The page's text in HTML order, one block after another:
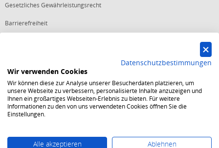
Gesetzliches Gewährleistungsrecht
Barrierefreiheit
Starker Service
Shops mit dem Excellent Shop Award stehen seit mehr als 5,
10, 15 oder 20 Jahren für ein sicheres und angenehmes
Einkaufserlebnis.
Echte Verlässlichkeit
Jede Bestellung ist durch den Trusted Shops Käuferschutz
Datenschutzbestimmungen
Wir verwenden Cookies
Wir können diese zur Analyse unserer Besucherdaten platzieren, um
unsere Webseite zu verbessern, personalisierte Inhalte anzuzeigen und
Ihnen ein großartiges Webseiten-Erlebnis zu bieten. Für weitere
Informationen zu den von uns verwendeten Cookies öffnen Sie die
Einstellungen.
Alle akzeptieren Ablehnen